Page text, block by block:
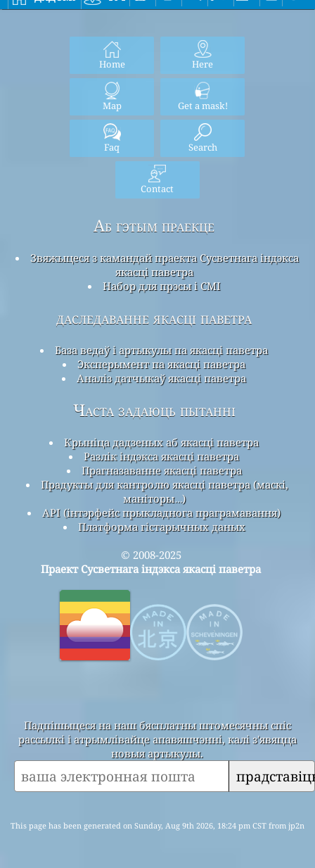
Home Here
Map Get a mask!
Faq Search
Contact
Аб гэтым праекце
Звяжыцеся з камандай праекта Сусветнага індэкса
якасці паветра
Набор для прэсы і СМІ
даследаванне якасці паветра
База ведаў і артыкулы па якасці паветра
Эксперымент па якасці паветра
Аналіз датчыкаў якасці паветра
Часта задаюць пытанні
Крыніца дадзеных аб якасці паветра
Разлік індэкса якасці паветра
Прагназаванне якасці паветра
Прадукты для кантролю якасці паветра (маскі,
маніторы…)
API (інтэрфейс прыкладнога праграмавання)
Платформа гістарычных даных
© 2008-2025
Праект Сусветнага індэкса якасці паветра
Падпішыцеся на наш бясплатны штомесячны спіс
рассылкі і атрымлівайце апавяшчэнні, калі з'явяцца
новыя артыкулы.
This page has been generated on Sunday, Aug 9th 2026, 18:24 pm CST from jp2n